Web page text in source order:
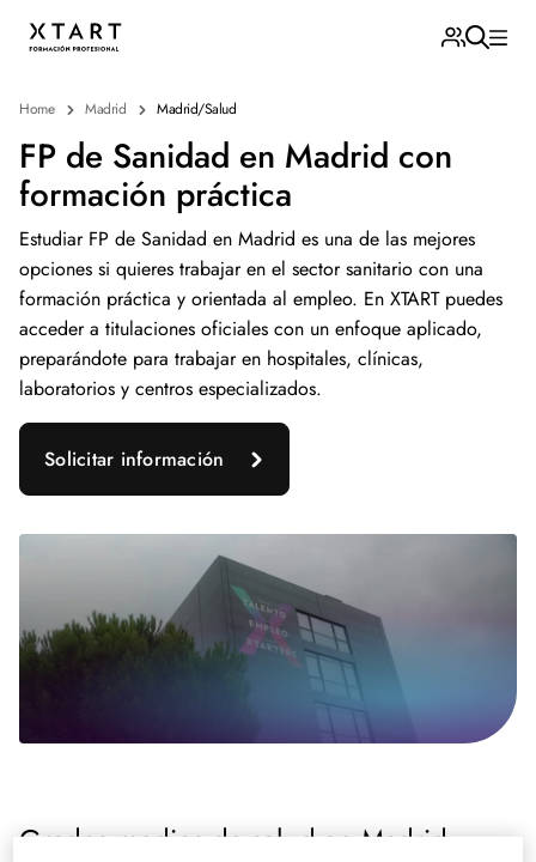
Home Madrid Madrid/Salud
FP de Sanidad en Madrid con
formación práctica
Estudiar FP de Sanidad en Madrid es una de las mejores
opciones si quieres trabajar en el sector sanitario con una
formación práctica y orientada al empleo. En XTART puedes
acceder a titulaciones oficiales con un enfoque aplicado,
preparándote para trabajar en hospitales, clínicas,
laboratorios y centros especializados.
Solicitar información
Grados medios de salud en Madrid